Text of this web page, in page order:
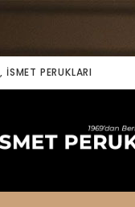
PERUKLARI